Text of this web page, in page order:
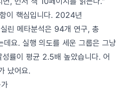
이 핵심입니다. 2024년
메타분석은 94개 연구, 총
요. 실행 의도를 세운 그룹은 그냥
률이 평균 2.5배 높았습니다. 어
났어요.